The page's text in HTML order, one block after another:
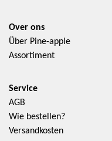
Over ons
Über Pine-apple
Assortiment
Service
AGB
Wie bestellen?
Versandkosten